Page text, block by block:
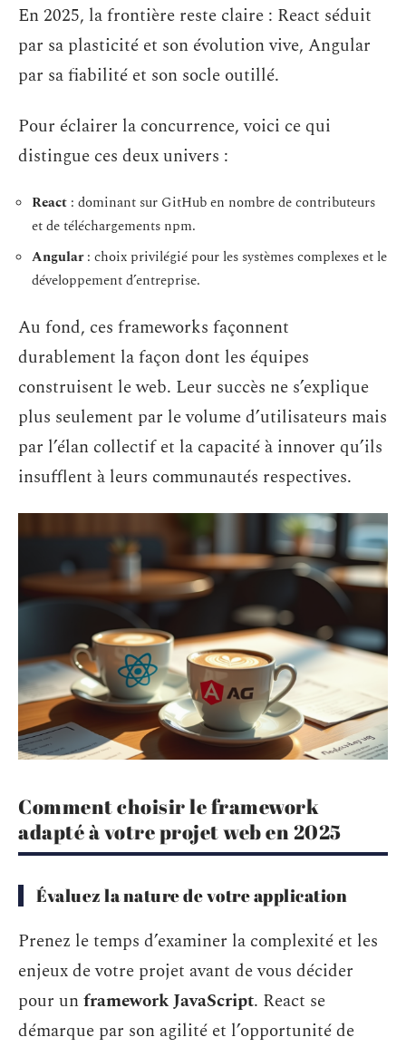
En 2025, la frontière reste claire : React séduit
par sa plasticité et son évolution vive, Angular
par sa fiabilité et son socle outillé.
Pour éclairer la concurrence, voici ce qui
distingue ces deux univers :
React : dominant sur GitHub en nombre de contributeurs
et de téléchargements npm.
Angular: choix privilégié pour les systèmes complexes et le
développement d’entreprise.
Au fond, ces frameworks façonnent
durablement la façon dont les équipes
construisent le web. Leur succès ne s’explique
plus seulement par le volume d’utilisateurs mais
par l’élan collectif et la capacité à innover qu’ils
insufflent à leurs communautés respectives.
Comment choisir le framework
adapté à votre projet web en 2025
Évaluez la nature de votre application
Prenez le temps d’examiner la complexité et les
enjeux de votre projet avant de vous décider
pour unframework JavaScript. React se
démarque par son agilité et l’opportunité de